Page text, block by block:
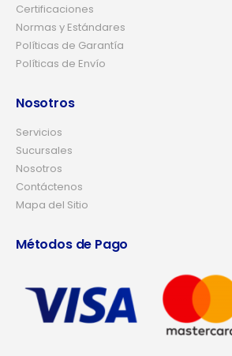
Certificaciones
Normas y Estándares
Políticas de Garantía
Políticas de Envío
Nosotros
Servicios
Sucursales
Nosotros
Contáctenos
Mapa del Sitio
Métodos de Pago